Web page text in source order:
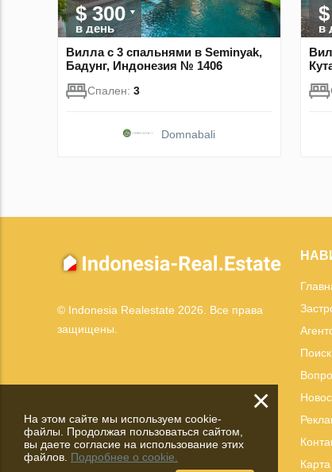
$ 300
в день
Вилла с 3 спальнями в Seminyak,
Бадунг, Индонезия № 1406
Спален: 3
Domnabali
в
© Indonesia Realestate 2026. Все права
защищены.
×
На этом сайте мы используем cookie-
файлы. Продолжая пользоваться сайтом,
вы даете согласие на использование этих
файлов. Подробнее о cookie.